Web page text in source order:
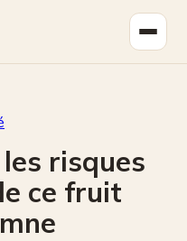
risques
ce fruit